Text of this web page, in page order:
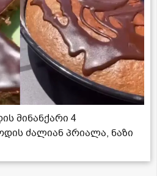
მინანქარი 4
ძალიან პრიალა, ნაზი